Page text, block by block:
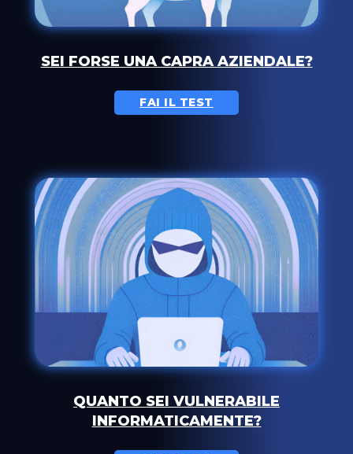
SEI FORSE UNA CAPRA AZIENDALE?
FAI IL TEST
QUANTO SEI VULNERABILE
INFORMATICAMENTE?